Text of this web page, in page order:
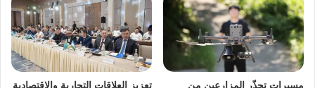
مسيرات تحذّر المزارعين من تعزيز العلاقات التجارية والاقتصادية